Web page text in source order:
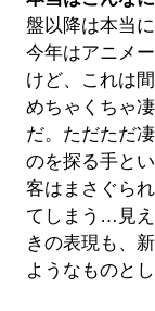
盤以降は本当に
今年はアニメ
けど、これは
めちゃくちゃ
だ。ただただ
のを探る手と
客はまさぐら
てしまう…見
きの表現も、
ようなものと